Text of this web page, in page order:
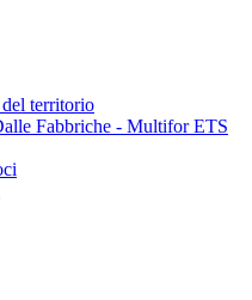
territorio
Fabbriche - Multifor ETS